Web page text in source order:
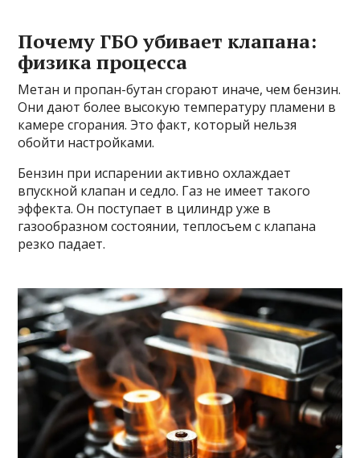
Почему ГБО убивает клапана:
физика процесса
Метан и пропан-бутан сгорают иначе, чем бензин.
Они дают более высокую температуру пламени в
камере сгорания. Это факт, который нельзя
обойти настройками.
Бензин при испарении активно охлаждает
впускной клапан и седло. Газ не имеет такого
эффекта. Он поступает в цилиндр уже в
газообразном состоянии, теплосъем с клапана
резко падает.